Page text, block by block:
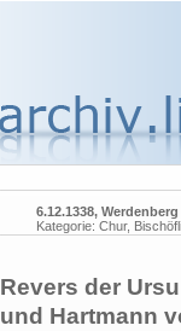
6.12.1338, Werdenberg
Kategorie: Chur,
Revers der
und Hartmann